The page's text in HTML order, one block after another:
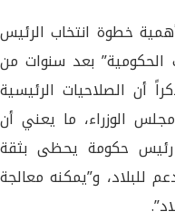
خطوة انتخاب الرئيس
بعد سنوات من
أن الصلاحيات الرئيسية
الوزراء، ما يعني أن
رئيس حكومة يحظى بثقة
للبلاد، و”يمكنه معالجة